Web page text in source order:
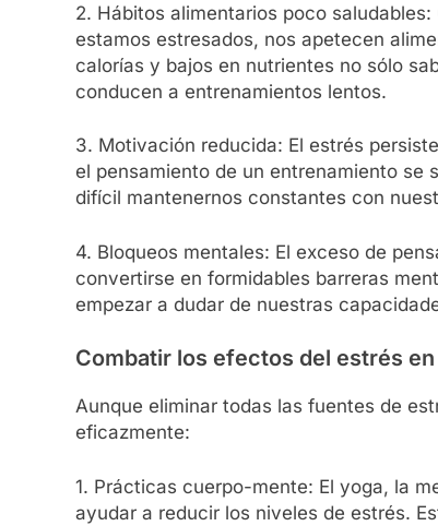
2. Hábitos alimentarios poco
estamos estresados, nos apetecen
calorías y bajos en nutrientes no sólo
conducen a entrenamientos lentos.
3. Motivación reducida: El estrés
el pensamiento de un entrenamiento se
difícil mantenernos constantes con
4. Bloqueos mentales: El exceso de
convertirse en formidables barreras
empezar a dudar de nuestras
Combatir los efectos del estrés
Aunque eliminar todas las fuentes de
eficazmente:
1. Prácticas cuerpo-mente: El yoga, la
ayudar a reducir los niveles de estrés.